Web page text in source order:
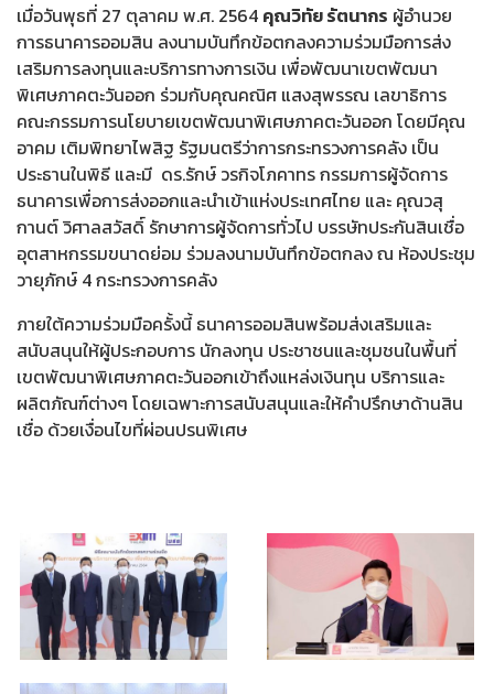
เมื่อวันพุธที่ 27 ตุลาคม พ.ศ. 2564 คุณวิทัย รัตนากร ผู้อำนวย
การธนาคารออมสิน ลงนามบันทึกข้อตกลงความร่วมมือการส่ง
เสริมการลงทุนและบริการทางการเงิน เพื่อพัฒนาเขตพัฒนา
พิเศษภาคตะวันออก ร่วมกับคุณคณิศ แสงสุพรรณ เลขาธิการ
คณะกรรมการนโยบายเขตพัฒนาพิเศษภาคตะวันออก โดยมีคุณ
อาคม เติมพิทยาไพสิฐ รัฐมนตรีว่าการกระทรวงการคลัง เป็น
ประธานในพิธี และมี ดร.รักษ์ วรกิจโภคาทร กรรมการผู้จัดการ
ธนาคารเพื่อการส่งออกและนำเข้าแห่งประเทศไทย และ คุณวสุ
กานต์ วิศาลสวัสดิ์ รักษาการผู้จัดการทั่วไป บรรษัทประกันสินเชื่อ
อุตสาหกรรมขนาดย่อม ร่วมลงนามบันทึกข้อตกลง ณ ห้องประชุม
วายุภักษ์ 4 กระทรวงการคลัง
ภายใต้ความร่วมมือครั้งนี้ ธนาคารออมสินพร้อมส่งเสริมและ
สนับสนุนให้ผู้ประกอบการ นักลงทุน ประชาชนและชุมชนในพื้นที่
เขตพัฒนาพิเศษภาคตะวันออกเข้าถึงแหล่งเงินทุน บริการและ
ผลิตภัณฑ์ต่างๆ โดยเฉพาะการสนับสนุนและให้คำปรึกษาด้านสิน
เชื่อ ด้วยเงื่อนไขที่ผ่อนปรนพิเศษ